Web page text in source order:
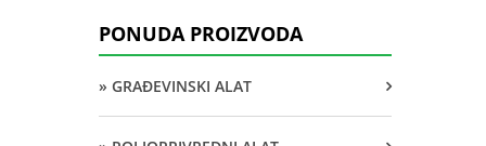
PONUDA PROIZVODA
» GRAĐEVINSKI ALAT